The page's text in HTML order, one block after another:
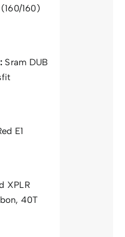
160)
Sram DUB
E1
XPLR
40T